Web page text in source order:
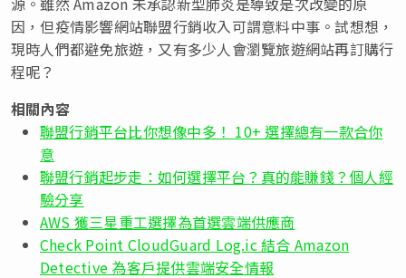
因，但疫情影響網站聯盟行銷收入可謂意料中事。試想想，
現時人們都避免旅遊，又有多少人會瀏覽旅遊網站再訂購行
程呢？
相關內容
聯盟行銷平台比你想像中多！ 10+ 選擇總有一款合你
意
聯盟行銷起步走：如何選擇平台？真的能賺錢？個人經
驗分享
AWS 獲三星重工選擇為首選雲端供應商
Check Point CloudGuard Log.ic 結合 Amazon
Detective 為客戶提供雲端安全情報